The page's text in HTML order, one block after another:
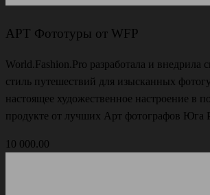
АРТ Фототуры от WFP
World.Fashion.Pro разработала и внедрила
стиль путешествий для изысканных
настоящее художественное настроение в
продукте от лучших Арт фотографов Юга
10 000.00